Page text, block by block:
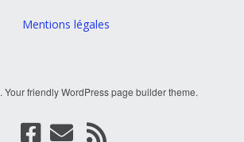
Mentions légales
. Your friendly WordPress page builder theme.